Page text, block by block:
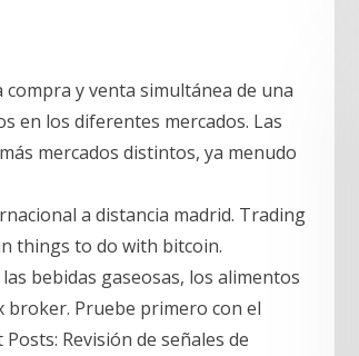
compra y venta simultánea de una
en los diferentes mercados. Las
mercados distintos, ya menudo
a distancia madrid. Trading
things to do with bitcoin.
bebidas gaseosas, los alimentos
broker. Pruebe primero con el
Revisión de señales de